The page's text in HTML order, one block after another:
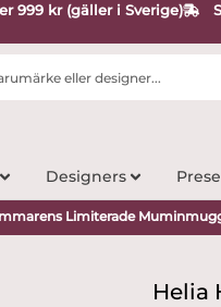
999 kr (gäller i Sverige)
Designers
Limiterade
Helia